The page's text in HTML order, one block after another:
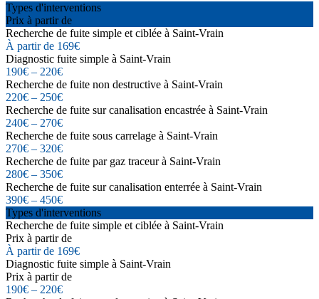
Types d'interventions
Prix à partir de
Recherche de fuite simple et ciblée à Saint-Vrain
À partir de 169€
Diagnostic fuite simple à Saint-Vrain
190€ – 220€
Recherche de fuite non destructive à Saint-Vrain
220€ – 250€
Recherche de fuite sur canalisation encastrée à Saint-Vrain
240€ – 270€
Recherche de fuite sous carrelage à Saint-Vrain
270€ – 320€
Recherche de fuite par gaz traceur à Saint-Vrain
280€ – 350€
Recherche de fuite sur canalisation enterrée à Saint-Vrain
390€ – 450€
Types d'interventions
Recherche de fuite simple et ciblée à Saint-Vrain
Prix à partir de
À partir de 169€
Diagnostic fuite simple à Saint-Vrain
Prix à partir de
190€ – 220€